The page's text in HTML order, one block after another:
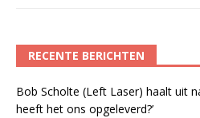
RECENTE BERICHTEN
Bob Scholte (Left Laser) haalt uit
heeft het ons opgeleverd?’